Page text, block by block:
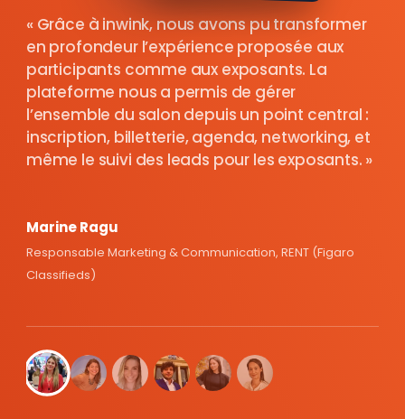
Grâce à inwink, nous avons pu transformer
en profondeur l’expérience proposée aux
participants comme aux exposants. La
plateforme nous a permis de gérer
l’ensemble du salon depuis un point central :
inscription, billetterie, agenda, networking, et
même le suivi des leads pour les exposants.
Marine Ragu
Responsable Marketing & Communication, RENT (Figaro
Classifieds)